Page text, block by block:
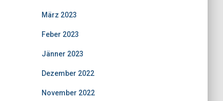
März 2023
Feber 2023
Jänner 2023
Dezember 2022
November 2022